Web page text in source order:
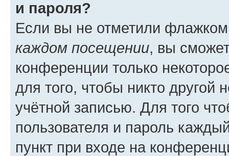
и пароля?
Если вы не отметили
каждом посещении, вы
конференции только
для того, чтобы никто другой
учётной записью. Для того
пользователя и пароль
пункт при входе на